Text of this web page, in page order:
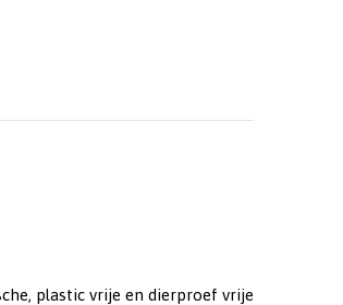
plastic vrije en dierproef vrije